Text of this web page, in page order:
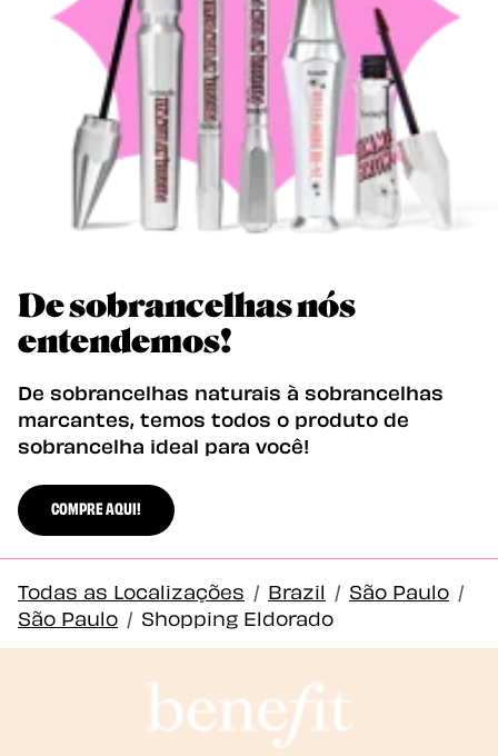
De sobrancelhas nós
entendemos!
De sobrancelhas naturais à sobrancelhas
marcantes, temos todos o produto de
sobrancelha ideal para você!
COMPRE AQUI!
Todas as Localizações / Brazil / São Paulo /
São Paulo / Shopping Eldorado